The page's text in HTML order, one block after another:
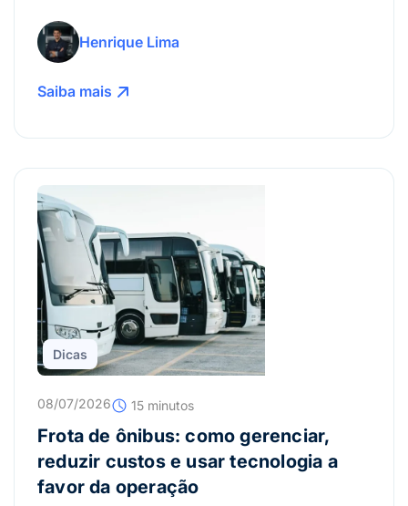
Henrique Lima
Saiba mais
Dicas
08/07/2026 15 minutos
Frota de ônibus: como gerenciar,
reduzir custos e usar tecnologia a
favor da operação